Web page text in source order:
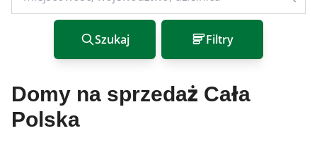
Szukaj Filtry
Domy na sprzedaż Cała
Polska